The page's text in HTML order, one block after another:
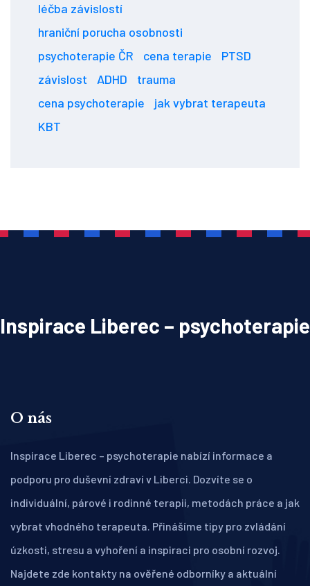
léčba závislostí
hraniční porucha osobnosti
psychoterapie ČR
cena terapie
PTSD
závislost
ADHD
trauma
cena psychoterapie
jak vybrat terapeuta
KBT
Inspirace Liberec – psychoterapie
O nás
Inspirace Liberec – psychoterapie nabízí informace a
podporu pro duševní zdraví v Liberci. Dozvíte se o
individuální, párové i rodinné terapii, metodách práce a jak
vybrat vhodného terapeuta. Přinášíme tipy pro zvládání
úzkosti, stresu a vyhoření a inspiraci pro osobní rozvoj.
Najdete zde kontakty na ověřené odborníky a aktuální